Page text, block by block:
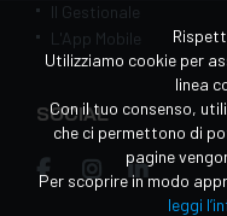
Il Gestionale
L'App Mobile
SOCIAL
Utilizziamo cookie per
linea
Con il tuo consenso,
che ci permettono di
pagine
Per scoprire in modo
leggi